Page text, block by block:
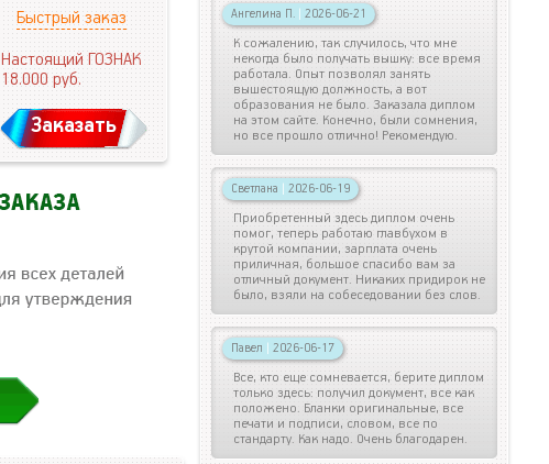
Быстрый заказ
Настоящий ГОЗНАК
18.000руб.
Заказать
Ангелина П. | 2026-06-21
К сожалению, так случилось, что мне
некогда было получать вышку: все время
работала. Опыт позволял занять
вышестоящую должность, а вот
образования не было. Заказала диплом
на этом сайте. Конечно, были сомнения,
но все прошло отлично! Рекомендую.
Светлана | 2026-06-19
Приобретенный здесь диплом очень
помог, теперь работаю главбухом в
крутой компании, зарплата очень
приличная, большое спасибо вам за
отличный документ. Никаких придирок не
было, взяли на собеседовании без слов.
Павел | 2026-06-17
Все, кто еще сомневается, берите диплом
только здесь: получил документ, все как
положено. Бланки оригинальные, все
печати и подписи, словом, все по
стандарту. Как надо. Очень благодарен.